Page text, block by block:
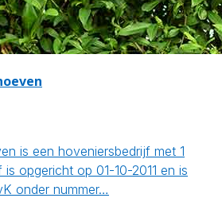
is een hoveniersbedrijf met 1
opgericht op 01-10-2011 en is
onder nummer…